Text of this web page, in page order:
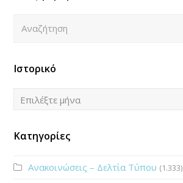
Ιστορικό
Ιστορικό
Επιλέξτε μήνα
Κατηγορίες
Ανακοινώσεις – Δελτία Τύπου (1.333)